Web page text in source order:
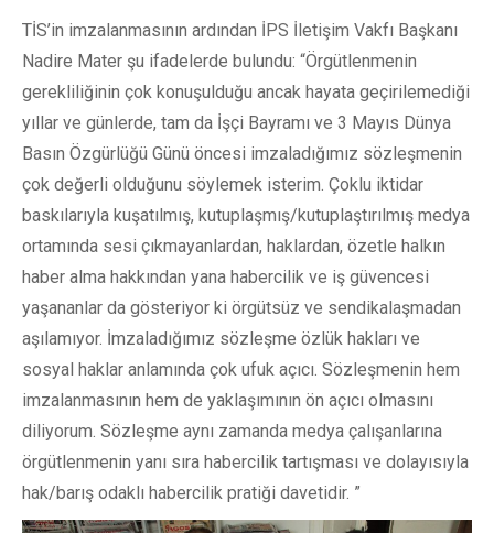
TİS’in imzalanmasının ardından İPS İletişim Vakfı Başkanı
Nadire Mater şu ifadelerde bulundu: “Örgütlenmenin
gerekliliğinin çok konuşulduğu ancak hayata geçirilemediği
yıllar ve günlerde, tam da İşçi Bayramı ve 3 Mayıs Dünya
Basın Özgürlüğü Günü öncesi imzaladığımız sözleşmenin
çok değerli olduğunu söylemek isterim. Çoklu iktidar
baskılarıyla kuşatılmış, kutuplaşmış/kutuplaştırılmış medya
ortamında sesi çıkmayanlardan, haklardan, özetle halkın
haber alma hakkından yana habercilik ve iş güvencesi
yaşananlar da gösteriyor ki örgütsüz ve sendikalaşmadan
aşılamıyor. İmzaladığımız sözleşme özlük hakları ve
sosyal haklar anlamında çok ufuk açıcı. Sözleşmenin hem
imzalanmasının hem de yaklaşımının ön açıcı olmasını
diliyorum. Sözleşme aynı zamanda medya çalışanlarına
örgütlenmenin yanı sıra habercilik tartışması ve dolayısıyla
hak/barış odaklı habercilik pratiği davetidir. ”